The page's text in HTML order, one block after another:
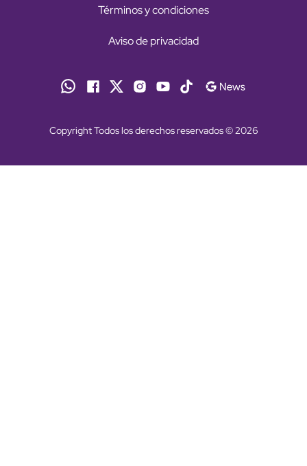
Términos y condiciones
Aviso de privacidad
Copyright Todos los derechos reservados © 2026